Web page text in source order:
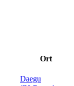
Ort
Daegu